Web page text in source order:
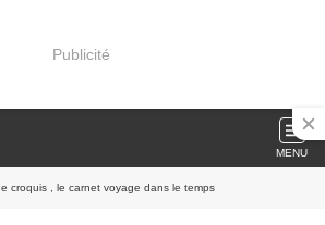
Publicité
MENU
croquis , le carnet voyage dans le temps